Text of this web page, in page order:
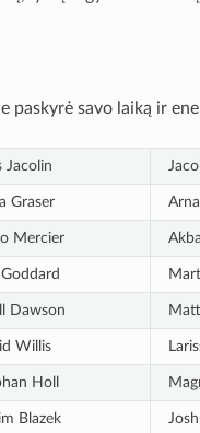
paskyrė savo laiką ir
Jacolin
Graser
Mercier
Dawson
Willis
Holl
Blazek